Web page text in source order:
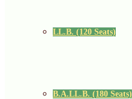
LL.B. (120 Seats)
B.A.LL.B. (180 Seats)